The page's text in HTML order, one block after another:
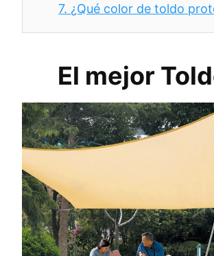
7. ¿Qué color de toldo
El mejor